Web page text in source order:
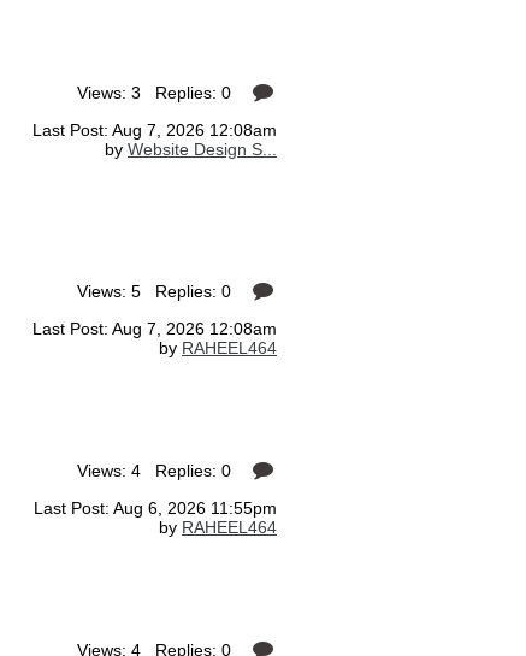
Views: 3 Replies: 0
Last Post: Aug 7, 2026 12:08am
by Website Design S...
Views: 5 Replies: 0
Last Post: Aug 7, 2026 12:08am
by RAHEEL464
Views: 4 Replies: 0
Last Post: Aug 6, 2026 11:55pm
by RAHEEL464
Views: 4 Replies: 0